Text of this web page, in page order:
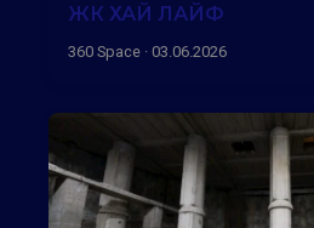
ЖК ХАЙ ЛАЙФ
360 Space · 03.06.2026